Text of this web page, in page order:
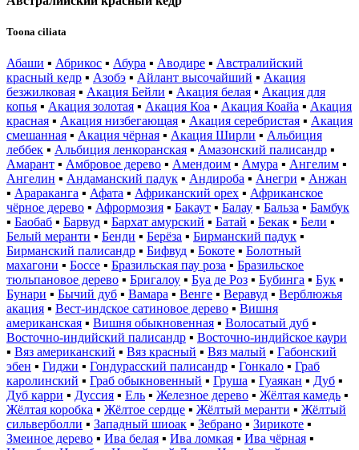
Toona ciliata
Абаши ▪ Абрикос ▪ Абура ▪ Аводире ▪ Австралийский
красный кедр ▪ Азобэ ▪ Айлант высочайший ▪ Акация
безжилковая ▪ Акация Бейли ▪ Акация белая ▪ Акация для
копья ▪ Акация золотая ▪ Акация Коа ▪ Акация Коайа ▪ Акация
красная ▪ Акация низбегающая ▪ Акация серебристая ▪ Акация
смешанная ▪ Акация чёрная ▪ Акация Ширли ▪ Альбиция
леббек ▪ Альбиция ленкоранская ▪ Амазонский палисандр ▪
Амарант ▪ Амбровое дерево ▪ Амендоим ▪ Амура ▪ Ангелим ▪
Ангелин ▪ Андаманский падук ▪ Андироба ▪ Анегри ▪ Анжан
▪ Арараканга ▪ Афата ▪ Африканский орех ▪ Африканское
чёрное дерево ▪ Афрормозия ▪ Бакаут ▪ Балау ▪ Бальза ▪ Бамбук
▪ Баобаб ▪ Барвуд ▪ Бархат амурский ▪ Батай ▪ Бекак ▪ Бели ▪
Белый меранти ▪ Бенди ▪ Берёза ▪ Бирманский падук ▪
Бирманский палисандр ▪ Бифвуд ▪ Бокоте ▪ Болотный
махагони ▪ Боссе ▪ Бразильская пау роза ▪ Бразильское
тюльпановое дерево ▪ Бригалоу ▪ Буа де Роз ▪ Бубинга ▪ Бук ▪
Бунари ▪ Бычий дуб ▪ Вамара ▪ Венге ▪ Веравуд ▪ Верблюжья
акация ▪ Вест-индское сатиновое дерево ▪ Вишня
американская ▪ Вишня обыкновенная ▪ Волосатый дуб ▪
Восточно-индийский палисандр ▪ Восточно-индийское каури
▪ Вяз американский ▪ Вяз красный ▪ Вяз малый ▪ Габонский
эбен ▪ Гиджи ▪ Гондурасский палисандр ▪ Гонкало ▪ Граб
каролинский ▪ Граб обыкновенный ▪ Груша ▪ Гуаякан ▪ Дуб ▪
Дуб карри ▪ Дуссия ▪ Ель ▪ Железное дерево ▪ Жёлтая камедь ▪
Жёлтая коробка ▪ Жёлтое сердце ▪ Жёлтый меранти ▪ Жёлтый
сильверболли ▪ Западный шиоак ▪ Зебрано ▪ Зирикоте ▪
Змеиное дерево ▪ Ива белая ▪ Ива ломкая ▪ Ива чёрная ▪